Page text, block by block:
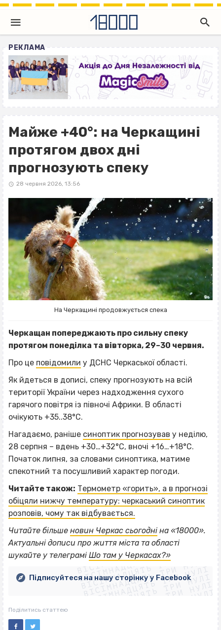
РЕКЛАМА
Майже +40°: на Черкащині
протягом двох дні
прогнозують спеку
28 червня 2026, 13:56
На Черкащині продовжується спека
Черкащан попереджають про сильну спеку
протягом понеділка та вівторка, 29–30 червня.
Про це повідомили у ДСНС Черкаської області.
Як йдеться в дописі, спеку прогнозують на всій
території України через надходження сухого
гарячого повітря із півночі Африки. В області
очікують +35..38°С.
Нагадаємо, раніше синоптик прогнозував у неділю,
28 серпня – вдень +30…+32°С, вночі +16…+18°С.
Початок липня, за словами синоптика, матиме
спекотний та посушливий характер погоди.
Читайте також: Термометр «горить», а в прогнозі
обіцяли нижчу температуру: черкаський синоптик
розповів, чому так відбувається.
Читайте більше новин Черкас сьогодні на «18000».
Актуальні дописи про життя міста та області
шукайте у телеграмі Шо там у Черкасах?»
ВІСІМНАДЦЯТЬ ТРИ НУЛІ
ВІСІМНАДЦЯТЬ ТРИ НУЛІ
ВІСІМНАДЦЯТЬ ТРИ НУЛІ
ВІСІМНАДЦЯТЬ ТРИ НУЛІ
ВІСІМНАДЦЯТЬ ТРИ НУЛІ
ВІСІМНАДЦЯТЬ ТРИ НУЛІ
ВІСІМНАДЦЯТЬ ТРИ НУЛІ
ВІСІМНАДЦЯТЬ ТРИ НУЛІ
Підписуйтеся на нашу сторінку у Facebook
Поділитись статтею